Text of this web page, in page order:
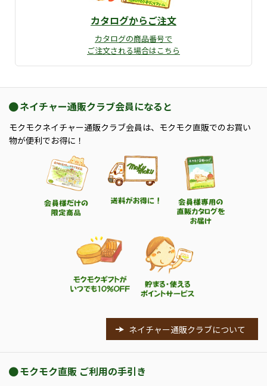
カタログからご注文
カタログの商品番号で
ご注文される場合はこちら
ネイチャー通販クラブ会員になると
モクモクネイチャー通販クラブ会員は、モクモク直販でのお買い
物が便利でお得に！
ネイチャー通販クラブについて
モクモク直販 ご利用の手引き